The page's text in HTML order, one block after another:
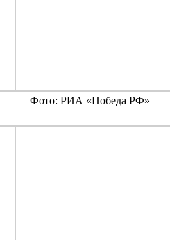
Фото: РИА «Победа РФ»